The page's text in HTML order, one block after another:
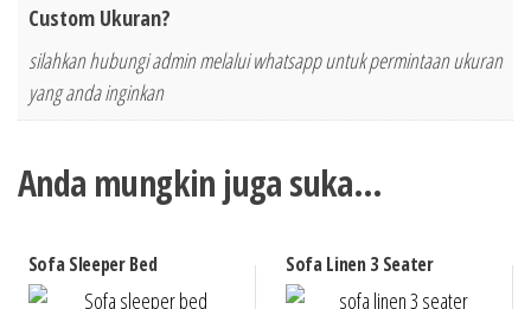
Custom Ukuran?
silahkan hubungi admin melalui whatsapp untuk permintaan ukuran
yang anda inginkan
Anda mungkin juga suka…
Sofa Sleeper Bed Sofa Linen 3 Seater